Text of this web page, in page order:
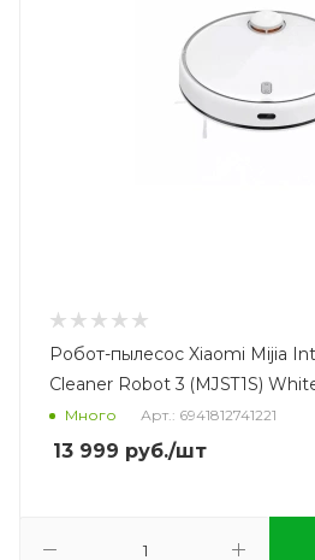
Робот-пылесос Xiaomi Mijia
Cleaner Robot 3 (MJST1S)
Много Арт.: 6941812741221
13 999 руб./шт